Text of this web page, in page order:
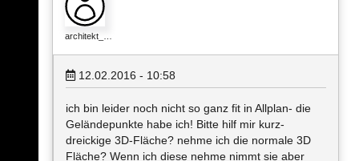
architekt_…
12.02.2016 - 10:58
ich bin leider noch nicht so ganz fit in Allplan- die
Geländepunkte habe ich! Bitte hilf mir kurz-
dreickige 3D-Fläche? nehme ich die normale 3D
Fläche? Wenn ich diese nehme nimmt sie aber